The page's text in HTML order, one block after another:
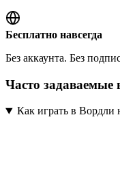
Бесплатно навсегда
Без аккаунта. Без
Часто задаваемые
Как играть в Вордли